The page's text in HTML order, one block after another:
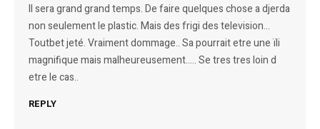
Il sera grand grand temps. De faire quelques chose a djerda
non seulement le plastic. Mais des frigi des television…
Toutbet jeté. Vraiment dommage.. Sa pourrait etre une ïli
magnifique mais malheureusement….. Se tres tres loin d
etre le cas..
REPLY